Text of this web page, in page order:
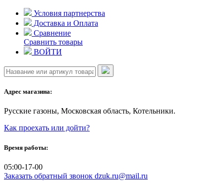
Skip
content
Условия партнерства
Доставка и Оплата
Сравнение
Сравнить товары
ВОЙТИ
Адрес магазина:
Русские газоны, Московская область, Котельники.
Как проехать или дойти?
Время работы:
05:00-17-00
Заказать обратный звонок dzuk.ru@mail.ru